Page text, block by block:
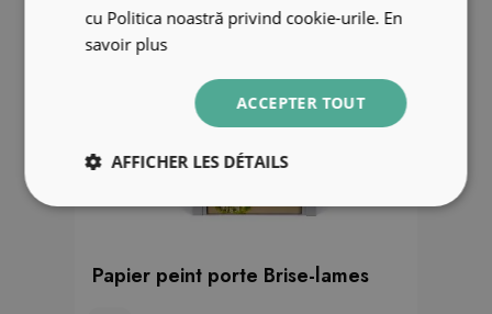
Papier peint porte Brise-lames
cu Politica noastră privind cookie-urile. En
savoir plus
ACCEPTER TOUT
AFFICHER LES DÉTAILS